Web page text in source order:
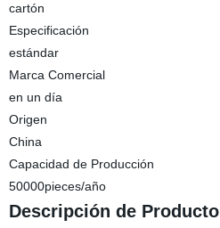
cartón
Especificación
estándar
Marca Comercial
en un día
Origen
China
Capacidad de Producción
50000pieces/año
Descripción de Producto